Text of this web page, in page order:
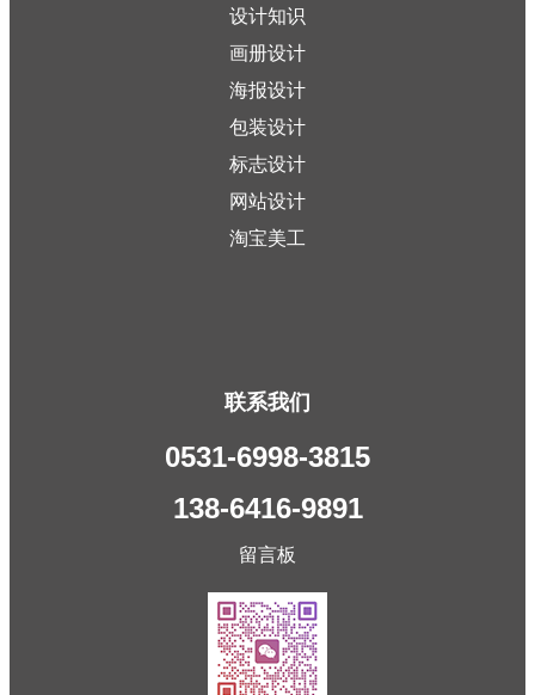
设计知识
画册设计
海报设计
包装设计
标志设计
网站设计
淘宝美工
联系我们
0531-6998-3815
138-6416-9891
留言板